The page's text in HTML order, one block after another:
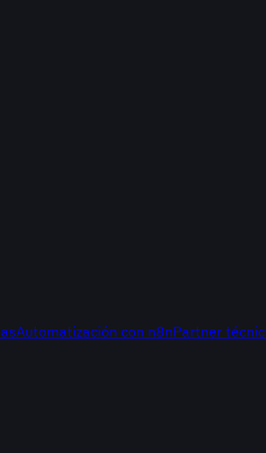
Automatización con n8nPartner